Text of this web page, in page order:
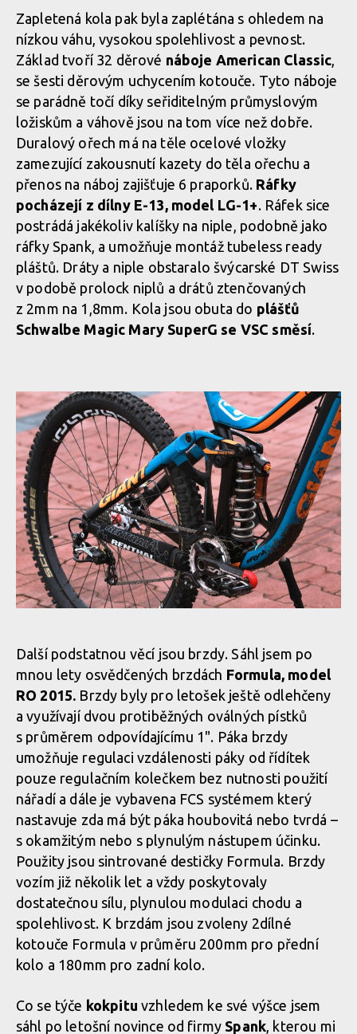
Zapletená kola pak byla zaplétána s ohledem na
nízkou váhu, vysokou spolehlivost a pevnost.
Základ tvoří 32 děrové náboje American Classic,
se šesti děrovým uchycením kotouče. Tyto náboje
se parádně točí díky seřiditelným průmyslovým
ložiskům a váhově jsou na tom více než dobře.
Duralový ořech má na těle ocelové vložky
zamezující zakousnutí kazety do těla ořechu a
přenos na náboj zajišťuje 6 praporků. Ráfky
pocházejí z dílny E-13, model LG-1+. Ráfek sice
postrádá jakékoliv kalíšky na niple, podobně jako
ráfky Spank, a umožňuje montáž tubeless ready
pláštů. Dráty a niple obstaralo švýcarské DT Swiss
v podobě prolock niplů a drátů ztenčovaných
z 2mm na 1,8mm. Kola jsou obuta do plášťů
Schwalbe Magic Mary SuperG se VSC směsí.
Další podstatnou věcí jsou brzdy. Sáhl jsem po
mnou lety osvědčených brzdách Formula, model
RO 2015. Brzdy byly pro letošek ještě odlehčeny
a využívají dvou protiběžných oválných pístků
s průměrem odpovídajícímu 1". Páka brzdy
umožňuje regulaci vzdálenosti páky od řídítek
pouze regulačním kolečkem bez nutnosti použití
nářadí a dále je vybavena FCS systémem který
nastavuje zda má být páka houbovitá nebo tvrdá –
s okamžitým nebo s plynulým nástupem účinku.
Použity jsou sintrované destičky Formula. Brzdy
vozím již několik let a vždy poskytovaly
dostatečnou sílu, plynulou modulaci chodu a
spolehlivost. K brzdám jsou zvoleny 2dílné
kotouče Formula v průměru 200mm pro přední
kolo a 180mm pro zadní kolo.
Co se týče kokpitu vzhledem ke své výšce jsem
sáhl po letošní novince od firmy Spank, kterou mi